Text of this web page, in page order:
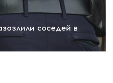
соседей в